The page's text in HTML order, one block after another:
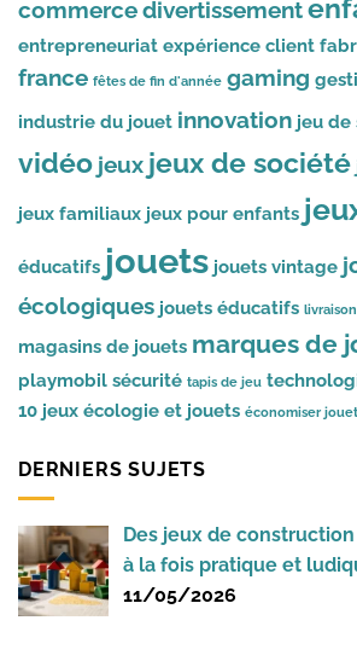
commercedivertissement
entrepreneuriat expérience client
france fêtes de fin d'année gaming
industrie du jouet innovation jeu de
vidéo jeux jeux de société
jeux familiaux jeux pour enfants
éducatifs jouets jouets vintage
écologiques jouets éducatifs
magasins de jouets marques de
playmobil sécurité tapis de jeu
10 jeux écologie et jouets économiser
DERNIERS SUJETS
Des jeux de
à la fois pratique et
11/05/2026